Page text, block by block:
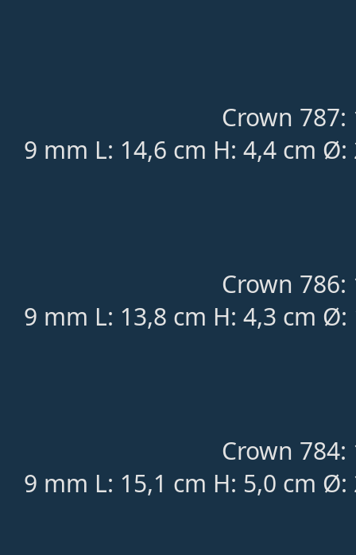
Crown 787:
9 mm L: 14,6 cm H: 4,4 cm
Crown 786:
9 mm L: 13,8 cm H: 4,3 cm
Crown 784:
9 mm L: 15,1 cm H: 5,0 cm